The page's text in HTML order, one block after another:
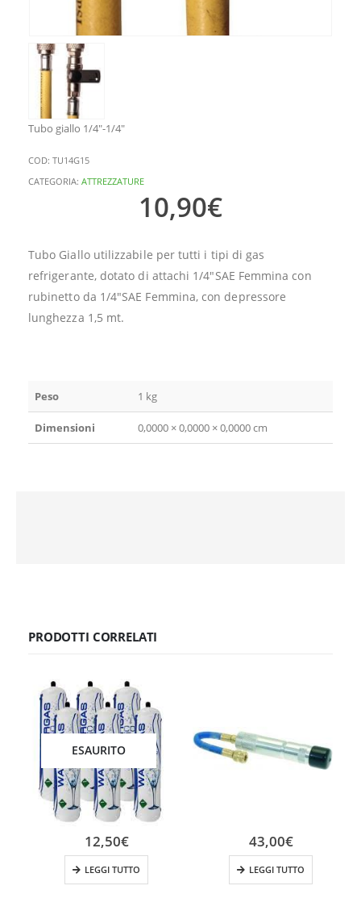
Tubo giallo 1/4″-1/4″
COD: TU14G15
CATEGORIA: ATTREZZATURE
10,90€
Tubo Giallo utilizzabile per tutti i tipi di gas
refrigerante, dotato di attachi 1/4″SAE Femmina con
rubinetto da 1/4″SAE Femmina, con depressore
lunghezza 1,5 mt.
Peso 1 kg
Dimensioni 0,0000 × 0,0000 × 0,0000 cm
PRODOTTI CORRELATI
ESAURITO
12,50€
LEGGI TUTTO
43,00€
LEGGI TUTTO